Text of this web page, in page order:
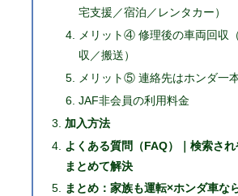
宅支援／宿泊／レンタカー）
メリット④ 修理後の車両回収
収／搬送）
メリット⑤ 連絡先はホンダ一本
JAF非会員の利用料金
加入方法
よくある質問（FAQ）｜検索さ
まとめて解決
まとめ：家族も運転×ホンダ車な